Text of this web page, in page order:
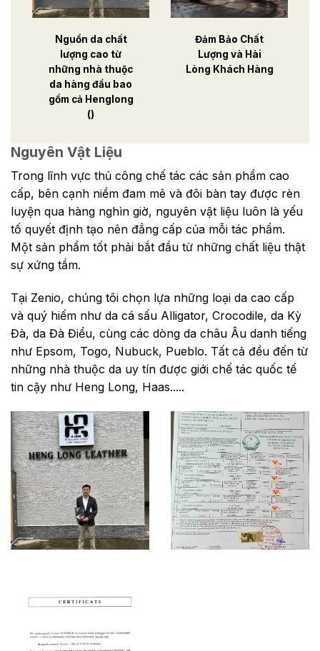
Nguồn da chất
lượng cao từ
những nhà thuộc
da hàng đầu bao
gồm cả Henglong
()
Đảm Bảo Chất
Lượng và Hài
Lòng Khách Hàng
Nguyên Vật Liệu
Trong lĩnh vực thủ công chế tác các sản phẩm cao
cấp, bên cạnh niềm đam mê và đôi bàn tay được rèn
luyện qua hàng nghìn giờ, nguyên vật liệu luôn là yếu
tố quyết định tạo nên đẳng cấp của mỗi tác phẩm.
Một sản phẩm tốt phải bắt đầu từ những chất liệu thật
sự xứng tầm.
Tại Zenio, chúng tôi chọn lựa những loại da cao cấp
và quý hiếm như da cá sấu Alligator, Crocodile, da Kỳ
Đà, da Đà Điểu, cùng các dòng da châu Âu danh tiếng
như Epsom, Togo, Nubuck, Pueblo. Tất cả đều đến từ
những nhà thuộc da uy tín được giới chế tác quốc tế
tin cậy như Heng Long, Haas.....